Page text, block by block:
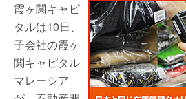
霞ヶ関キャピ
タルは10日、
子会社の霞ヶ
関キャピタル
マレーシア